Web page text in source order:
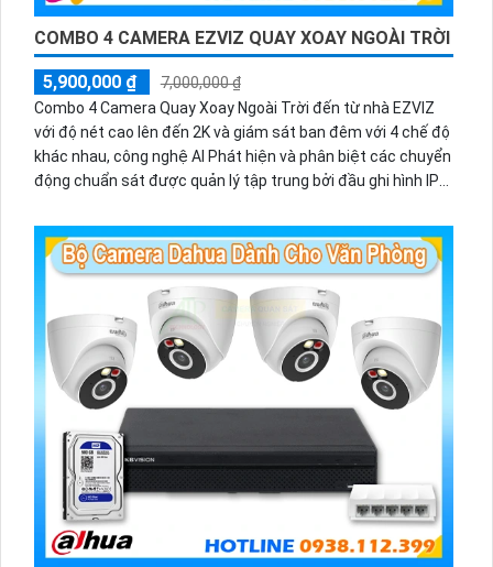
COMBO 4 CAMERA EZVIZ QUAY XOAY NGOÀI TRỜI
5,900,000 ₫
7,000,000 ₫
Combo 4 Camera Quay Xoay Ngoài Trời đến từ nhà EZVIZ
với độ nét cao lên đến 2K và giám sát ban đêm với 4 chế độ
khác nhau, công nghệ AI Phát hiện và phân biệt các chuyển
động chuẩn sát được quản lý tập trung bởi đầu ghi hình IP